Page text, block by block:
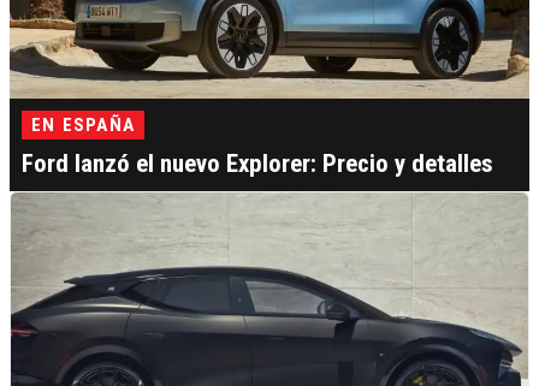
EN ESPAÑA
Ford lanzó el nuevo Explorer: Precio y detalles